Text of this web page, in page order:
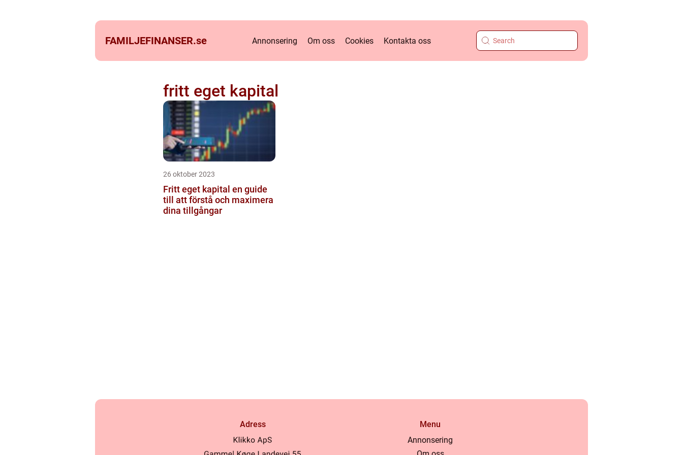
FAMILJEFINANSER.se Annonsering Om oss Cookies Kontakta oss
fritt eget kapital
26 oktober 2023
Fritt eget kapital en guide
till att förstå och maximera
dina tillgångar
Adress
Menu
Annonsering